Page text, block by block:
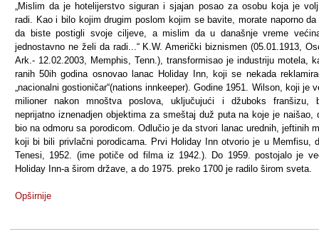
„Mislim da je hotelijerstvo siguran i sjajan posao za osobu koja je
radi. Kao i bilo kojim drugim poslom kojim se bavite, morate naporno da
da biste postigli svoje ciljeve, a mislim da u današnje vreme
jednostavno ne želi da radi...“ K.W. Američki biznismen (05.01.1913,
Ark.- 12.02.2003, Memphis, Tenn.), transformisao je industriju motela,
ranih 50ih godina osnovao lanac Holiday Inn, koji se nekada
„nacionalni gostioničar“(nations innkeeper). Godine 1951. Wilson, koji je
milioner nakon mnoštva poslova, uključujući i džuboks franšizu,
neprijatno iznenadjen objektima za smeštaj duž puta na koje je naišao,
bio na odmoru sa porodicom. Odlučio je da stvori lanac urednih, jeftinih
koji bi bili privlačni porodicama. Prvi Holiday Inn otvorio je u Memfisu,
Tenesi, 1952. (ime potiče od filma iz 1942.). Do 1959. postojalo je
Holiday Inn-a širom države, a do 1975. preko 1700 je radilo širom sveta.
Opširnije